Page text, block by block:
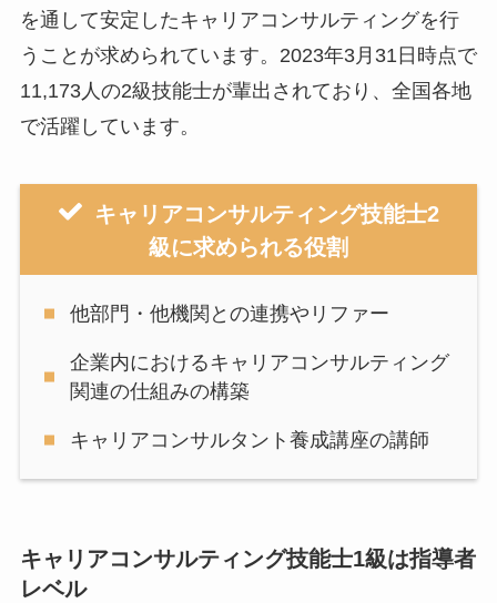
を通して安定したキャリアコンサルティングを行
うことが求められています。2023年3月31日時点で
11,173人の2級技能士が輩出されており、全国各地
で活躍しています。
キャリアコンサルティング技能士2
級に求められる役割
他部門・他機関との連携やリファー
企業内におけるキャリアコンサルティング
関連の仕組みの構築
キャリアコンサルタント養成講座の講師
キャリアコンサルティング技能士1級は指導者
レベル